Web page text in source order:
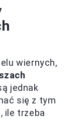
wiernych,
jednak
się z tym
ile trzeba